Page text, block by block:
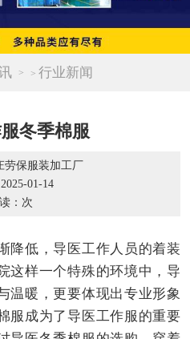
> 行业新闻
冬季棉服
劳保服装加工厂
01-14
： 次
降低，导医工作人员的着装
这样一个特殊的环境中，导
温暖，更要体现出专业形象
服成为了导医工作服的重要